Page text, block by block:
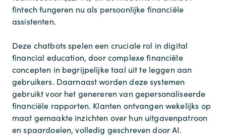
fintech fungeren nu als persoonlijke financiële
assistenten.
Deze chatbots spelen een cruciale rol in digital
financial education, door complexe financiële
concepten in begrijpelijke taal uit te leggen aan
gebruikers. Daarnaast worden deze systemen
gebruikt voor het genereren van gepersonaliseerde
financiële rapporten. Klanten ontvangen wekelijks op
maat gemaakte inzichten over hun uitgavenpatroon
en spaardoelen, volledig geschreven door AI.